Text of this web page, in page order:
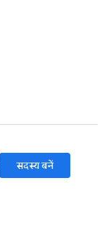
सदस्य बनें